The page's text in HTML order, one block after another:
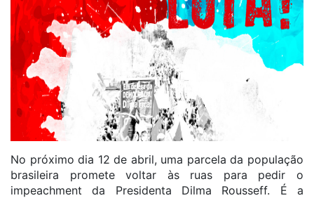
No próximo dia 12 de abril, uma parcela da população
brasileira promete voltar às ruas para pedir o
impeachment da Presidenta Dilma Rousseff. É a